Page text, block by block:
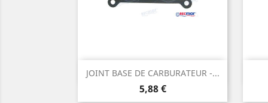
JOINT BASE DE CARBURATEUR -...
Prix
5,88 €
Aperçu rapide